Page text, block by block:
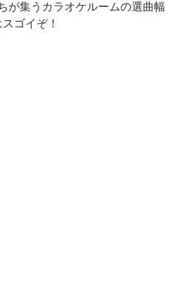
が集うカラオケルームの選曲幅
スゴイぞ！